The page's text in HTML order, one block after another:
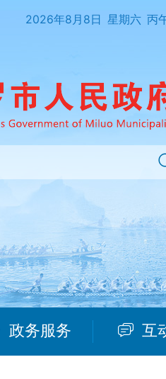
2026年8月8日 星期六 丙
政务服务 互